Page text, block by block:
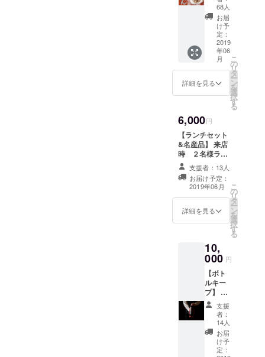
ラーメ
ン、ハ
ンバー
グな
ど、サ
イドメ
ニュー
も提供
致しま
は変更
可能性
があり
ます。
（釧路
名物よ
しやす
の豚ま
んシ
リーズ
等）自
宅にお
届け
＋ 【メ
礼の動
セー
ジ】 北
海道釧
路名物
よしや
すの豚
等自宅
に郵送
68人
お届
け予
定：
2019
年06
月
詳細を見る
こ
の
リ
タ
ー
ン
を
選
択
す
る
6,000円
【ランチセット
&名産品】 来店
時 ２名様ラン
チセット提供
（ワンドリンク
付き）
＋ 北海道名
産品をお持ち帰
味しい食材を使
用した本当に美
味しいランチ
セットになりま
す！ 豚丼、ラー
メン、ハンバー
グなど、サイド
メニューも提供
致します！ ※メ
ニューは変更に
なる可能性があ
支援者：13人
お届け予定：
2019年06月
詳細を見る
こ
の
リ
タ
ー
ン
を
選
択
す
る
10,
000 円
【ボト
ルキー
プ】
＋ 【ラ
ンチ
セッ
ト】 当
店オス
スメの
支援
者：
14人
お届
け予
定：